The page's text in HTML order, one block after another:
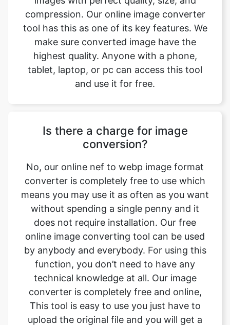
highest quality. Anyone with a phone,
tablet, laptop, or pc can access this tool
and use it for free.
Is there a charge for image
No, our online nef to webp image format
converter is completely free to use which
means you may use it as often as you want
without spending a single penny and it
does not require installation. Our free
online image converting tool can be used
by anybody and everybody. For using this
function, you don’t need to have any
technical knowledge at all. Our image
converter is completely free and online,
This tool is easy to use you just have to
upload the original file and you will get a
converted webp image format file.